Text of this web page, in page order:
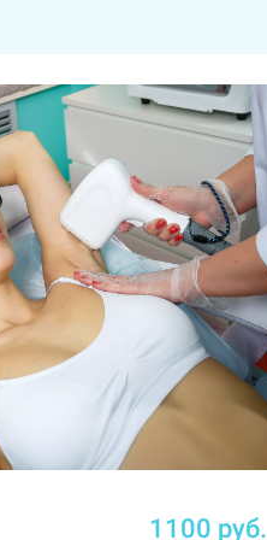
1100 руб.